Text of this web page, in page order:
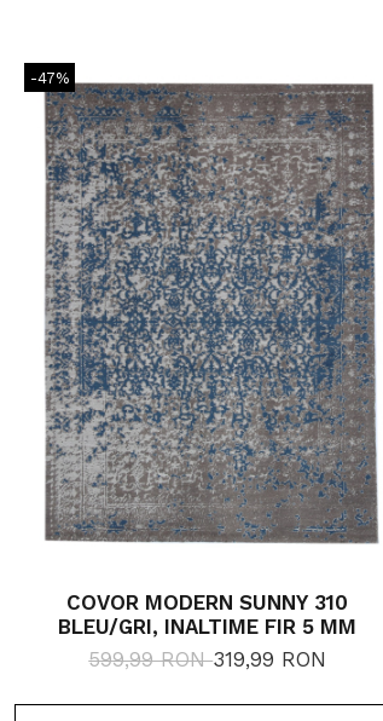
-47%
COVOR MODERN SUNNY 310
BLEU/GRI, INALTIME FIR 5 MM
599,99 RON319,99 RON